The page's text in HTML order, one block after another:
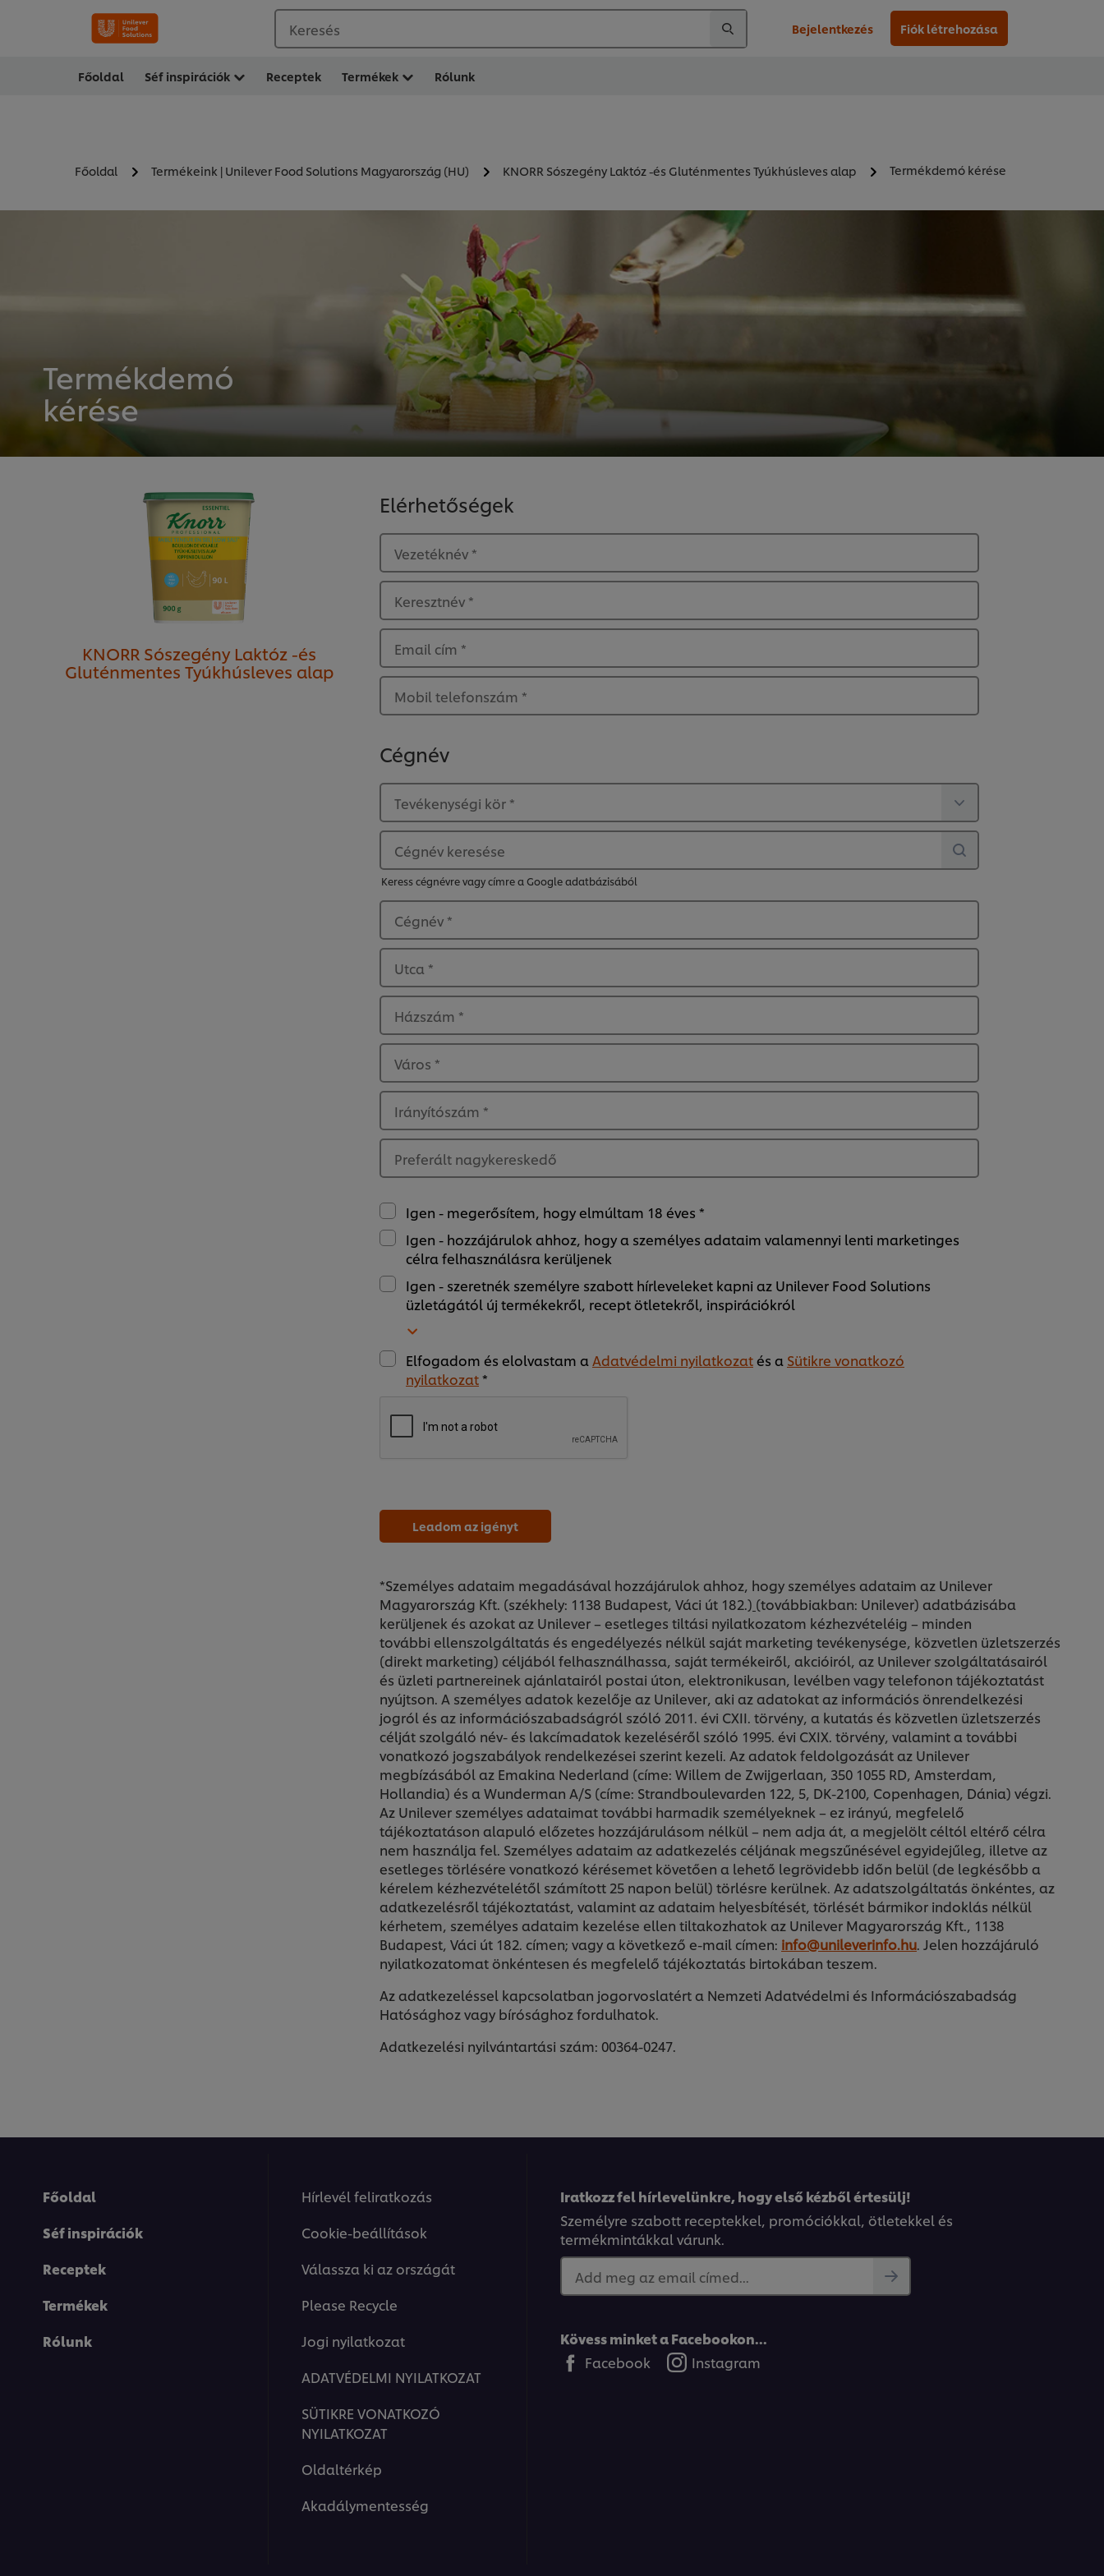
Keresés Bejelentkezés Fiók létrehozása
Főoldal Séf inspirációk Receptek Termékek Rólunk
Főoldal Termékeink | Unilever Food Solutions Magyarország (HU) KNORR Sószegény Laktóz -és Gluténmentes Tyúkhúsleves alap Termékdemó kérése
Termékdemó
kérése
Elérhetőségek
Vezetéknév *
Keresztnév *
Email cím *
Mobil telefonszám *
Cégnév
Tevékenységi kör *
Cégnév keresése
Keress cégnévre vagy címre a Google adatbázisából
Cégnév *
Utca *
Házszám *
Város *
Irányítószám *
Preferált nagykereskedő
Igen - megerősítem, hogy elmúltam 18 éves *
Igen - hozzájárulok ahhoz, hogy a személyes adataim valamennyi lenti marketinges
célra felhasználásra kerüljenek
Igen - szeretnék személyre szabott hírleveleket kapni az Unilever Food Solutions
üzletágától új termékekről, recept ötletekről, inspirációkról
Elfogadom és elolvastam a Adatvédelmi nyilatkozatés a Sütikre vonatkozó
nyilatkozat*
Leadom az igényt
*Személyes adataim megadásával hozzájárulok ahhoz, hogy személyes adataim az Unilever
Magyarország Kft. (székhely: 1138 Budapest, Váci út 182.) (továbbiakban: Unilever) adatbázisába
kerüljenek és azokat az Unilever – esetleges tiltási nyilatkozatom kézhezvételéig – minden
további ellenszolgáltatás és engedélyezés nélkül saját marketing tevékenysége, közvetlen üzletszerzés
(direkt marketing) céljából felhasználhassa, saját termékeiről, akcióiról, az Unilever szolgáltatásairól
és üzleti partnereinek ajánlatairól postai úton, elektronikusan, levélben vagy telefonon tájékoztatást
nyújtson. A személyes adatok kezelője az Unilever, aki az adatokat az információs önrendelkezési
jogról és az információszabadságról szóló 2011. évi CXII. törvény, a kutatás és közvetlen üzletszerzés
célját szolgáló név- és lakcímadatok kezeléséről szóló 1995. évi CXIX. törvény, valamint a további
vonatkozó jogszabályok rendelkezései szerint kezeli. Az adatok feldolgozását az Unilever
megbízásából az Emakina Nederland (címe: Willem de Zwijgerlaan, 350 1055 RD, Amsterdam,
Hollandia) és a Wunderman A/S (címe: Strandboulevarden 122, 5, DK-2100, Copenhagen, Dánia) végzi.
Az Unilever személyes adataimat további harmadik személyeknek – ez irányú, megfelelő
tájékoztatáson alapuló előzetes hozzájárulásom nélkül – nem adja át, a megjelölt céltól eltérő célra
nem használja fel. Személyes adataim az adatkezelés céljának megszűnésével egyidejűleg, illetve az
esetleges törlésére vonatkozó kérésemet követően a lehető legrövidebb időn belül (de legkésőbb a
kérelem kézhezvételétől számított 25 napon belül) törlésre kerülnek. Az adatszolgáltatás önkéntes, az
adatkezelésről tájékoztatást, valamint az adataim helyesbítését, törlését bármikor indoklás nélkül
kérhetem, személyes adataim kezelése ellen tiltakozhatok az Unilever Magyarország Kft., 1138
Budapest, Váci út 182. címen; vagy a következő e-mail címen: info@unileverinfo.hu. Jelen hozzájáruló
nyilatkozatomat önkéntesen és megfelelő tájékoztatás birtokában teszem.
Az adatkezeléssel kapcsolatban jogorvoslatért a Nemzeti Adatvédelmi és Információszabadság
Hatósághoz vagy bírósághoz fordulhatok.
Adatkezelési nyilvántartási szám: 00364-0247.
KNORR Sószegény Laktóz -és
Gluténmentes Tyúkhúsleves alap
Főoldal
Séf inspirációk
Receptek
Termékek
Rólunk
Hírlevél feliratkozás
Cookie-beállítások
Válassza ki az országát
Please Recycle
Jogi nyilatkozat
ADATVÉDELMI NYILATKOZAT
SÜTIKRE VONATKOZÓ
NYILATKOZAT
Oldaltérkép
Akadálymentesség
Iratkozz fel hírlevelünkre, hogy első kézből értesülj!
Személyre szabott receptekkel, promóciókkal, ötletekkel és
termékmintákkal várunk.
Add meg az email címed...
Kövess minket a Facebookon...
Facebook
Instagram